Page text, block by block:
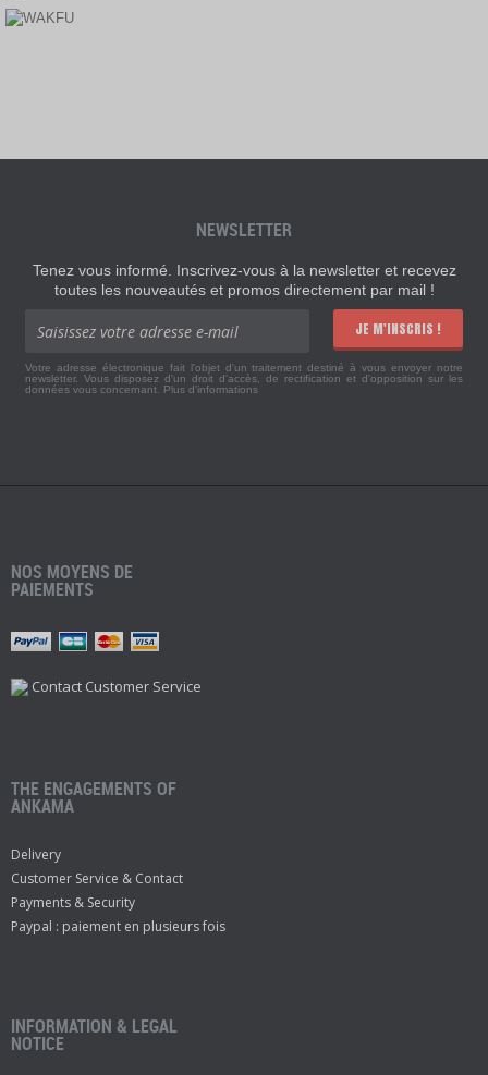
NEWSLETTER
Tenez vous informé. Inscrivez-vous à la newsletter et recevez
toutes les nouveautés et promos directement par mail !
JE M'INSCRIS !
Votre adresse électronique fait l'objet d'un traitement destiné à vous envoyer notre
newsletter. Vous disposez d'un droit d'accès, de rectification et d'opposition sur les
données vous concernant. Plus d'informations
NOS MOYENS DE
PAIEMENTS
Contact Customer Service
THE ENGAGEMENTS OF
ANKAMA
Delivery
Customer Service & Contact
Payments & Security
Paypal : paiement en plusieurs fois
INFORMATION & LEGAL
NOTICE